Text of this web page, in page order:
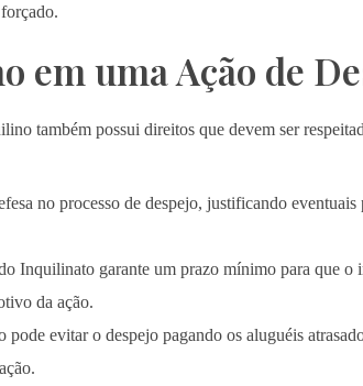
uma Ação de
também possui direitos que devem ser
no processo de despejo, justificando eventuais
Inquilinato garante um prazo mínimo para que
da ação.
evitar o despejo pagando os aluguéis